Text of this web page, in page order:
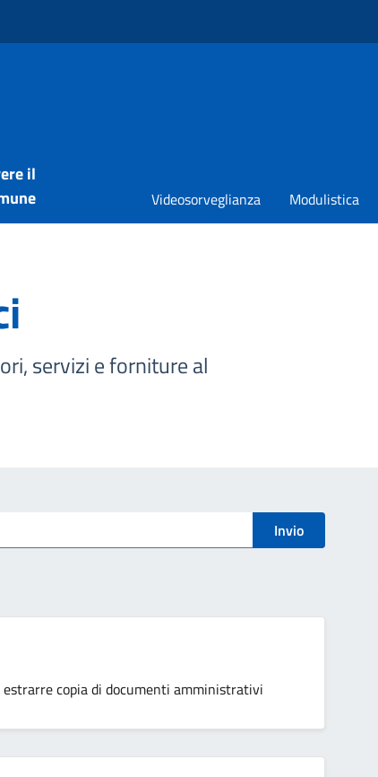
il
Videosorveglianza Modulistica
servizi e forniture al
Invio
copia di documenti amministrativi